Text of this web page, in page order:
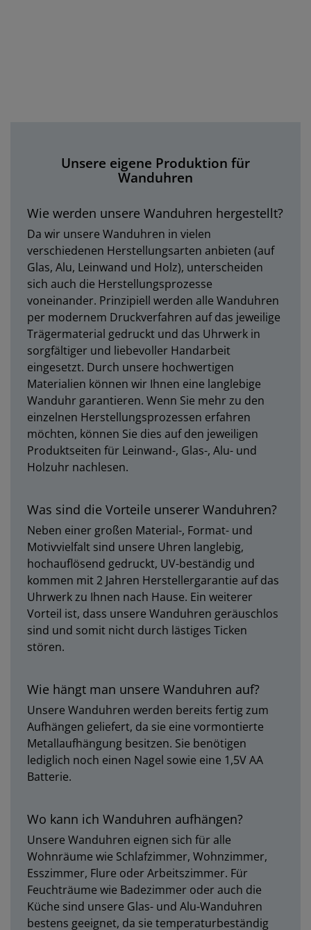
Unsere eigene Produktion für
Wanduhren
Wie werden unsere Wanduhren hergestellt?
Da wir unsere Wanduhren in vielen
verschiedenen Herstellungsarten anbieten (auf
Glas, Alu, Leinwand und Holz), unterscheiden
sich auch die Herstellungsprozesse
voneinander. Prinzipiell werden alle Wanduhren
per modernem Druckverfahren auf das jeweilige
Trägermaterial gedruckt und das Uhrwerk in
sorgfältiger und liebevoller Handarbeit
eingesetzt. Durch unsere hochwertigen
Materialien können wir Ihnen eine langlebige
Wanduhr garantieren. Wenn Sie mehr zu den
einzelnen Herstellungsprozessen erfahren
möchten, können Sie dies auf den jeweiligen
Produktseiten für Leinwand-, Glas-, Alu- und
Holzuhr nachlesen.
Was sind die Vorteile unserer Wanduhren?
Neben einer großen Material-, Format- und
Motivvielfalt sind unsere Uhren langlebig,
hochauflösend gedruckt, UV-beständig und
kommen mit 2 Jahren Herstellergarantie auf das
Uhrwerk zu Ihnen nach Hause. Ein weiterer
Vorteil ist, dass unsere Wanduhren geräuschlos
sind und somit nicht durch lästiges Ticken
stören.
Wie hängt man unsere Wanduhren auf?
Unsere Wanduhren werden bereits fertig zum
Aufhängen geliefert, da sie eine vormontierte
Metallaufhängung besitzen. Sie benötigen
lediglich noch einen Nagel sowie eine 1,5V AA
Batterie.
Wo kann ich Wanduhren aufhängen?
Unsere Wanduhren eignen sich für alle
Wohnräume wie Schlafzimmer, Wohnzimmer,
Esszimmer, Flure oder Arbeitszimmer. Für
Feuchträume wie Badezimmer oder auch die
Küche sind unsere Glas- und Alu-Wanduhren
bestens geeignet, da sie temperaturbeständig